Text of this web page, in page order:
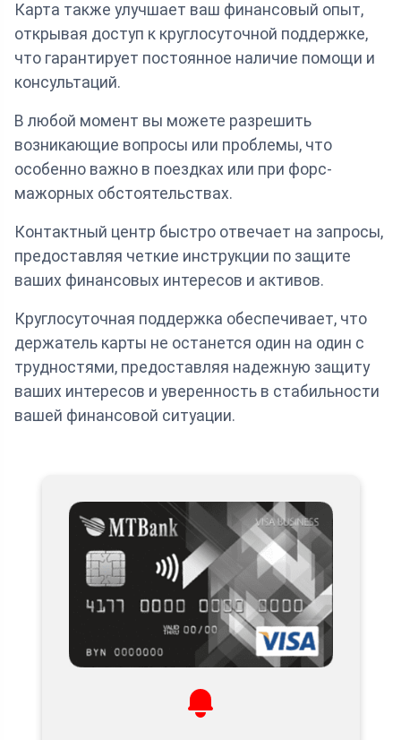
Карта также улучшает ваш финансовый опыт,
открывая доступ к круглосуточной поддержке,
что гарантирует постоянное наличие помощи и
консультаций.
В любой момент вы можете разрешить
возникающие вопросы или проблемы, что
особенно важно в поездках или при форс-
мажорных обстоятельствах.
Контактный центр быстро отвечает на запросы,
предоставляя четкие инструкции по защите
ваших финансовых интересов и активов.
Круглосуточная поддержка обеспечивает, что
держатель карты не останется один на один с
трудностями, предоставляя надежную защиту
ваших интересов и уверенность в стабильности
вашей финансовой ситуации.